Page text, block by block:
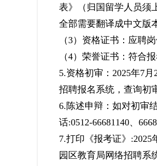
表》（归国留学人员须
全部需要翻译成中文版
（3）资格证书：应聘
（4）荣誉证书：符合
5.资格初审：2025年7
招聘报名系统，查询初
6.陈述申辩：如对初审
话:0512-66681140、
7.打印《报考证》:2025
园区教育局网络招聘系